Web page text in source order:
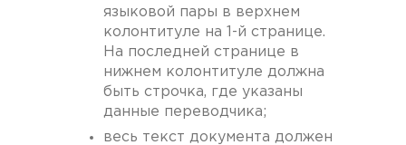
языковой пары в верхнем
колонтитуле на 1-й странице.
На последней странице в
нижнем колонтитуле должна
быть строчка, где указаны
данные переводчика;
весь текст документа должен